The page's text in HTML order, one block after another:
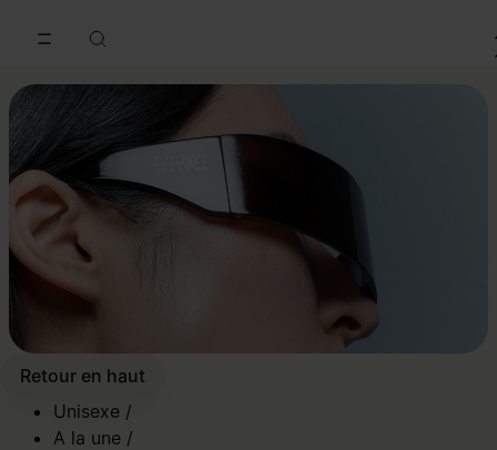
Retour en haut
Unisexe /
A la une /